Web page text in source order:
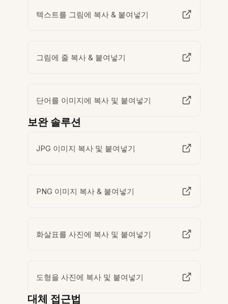
텍스트를 그림에 복사 & 붙여넣기
그림에 줄 복사 & 붙여넣기
단어를 이미지에 복사 및 붙여넣기
보완 솔루션
JPG 이미지 복사 및 붙여넣기
PNG 이미지 복사 & 붙여넣기
화살표를 사진에 복사 및 붙여넣기
도형을 사진에 복사 및 붙여넣기
대체 접근법